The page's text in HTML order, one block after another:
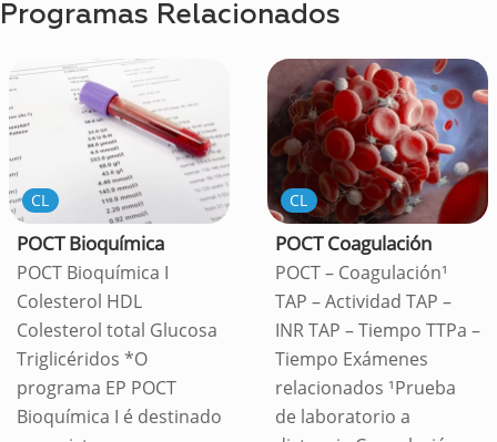
Programas Relacionados
CL
POCT Bioquímica
POCT Bioquímica I
Colesterol HDL
Colesterol total Glucosa
Triglicéridos *O
programa EP POCT
Bioquímica I é destinado
CL
POCT Coagulación
POCT – Coagulación¹
TAP – Actividad TAP –
INR TAP – Tiempo TTPa –
Tiempo Exámenes
relacionados ¹Prueba
de laboratorio a